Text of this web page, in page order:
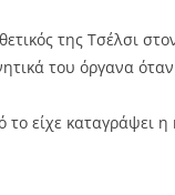
της Τσέλσι
του όργανα
το είχε καταγράψει